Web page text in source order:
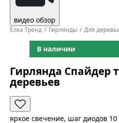
видео обзор
Ёлка Тренд Гирлянды Для
В наличии
Гирлянда Спайдер
деревьев
яркое свечение, шаг диодов 10